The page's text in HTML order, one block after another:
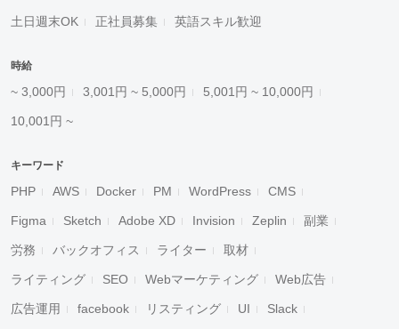
土日週末OK 正社員募集 英語スキル歓迎
時給
~ 3,000円 3,001円 ~ 5,000円 5,001円 ~ 10,000円
10,001円 ~
キーワード
PHP AWS Docker PM WordPress CMS
Figma Sketch Adobe XD Invision Zeplin 副業
労務 バックオフィス ライター 取材
ライティング SEO Webマーケティング Web広告
広告運用 facebook リスティング UI Slack